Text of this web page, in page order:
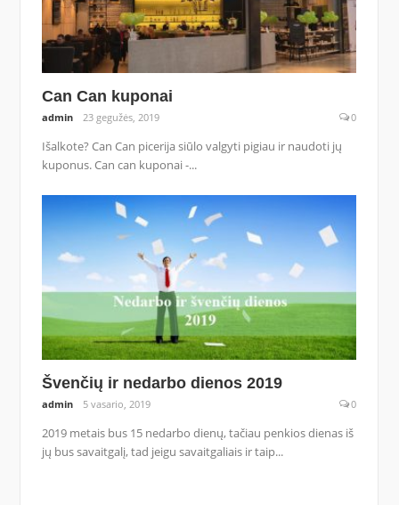
Can Can kuponai
admin 23 gegužės, 2019 0
Išalkote? Can Can picerija siūlo valgyti pigiau ir naudoti jų
kuponus. Can can kuponai -...
Švenčių ir nedarbo dienos 2019
admin 5 vasario, 2019 0
2019 metais bus 15 nedarbo dienų, tačiau penkios dienas iš
jų bus savaitgalį, tad jeigu savaitgaliais ir taip...